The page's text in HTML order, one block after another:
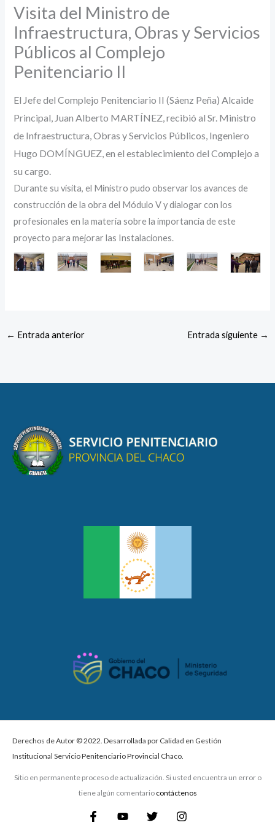
Visita del Ministro de
Infraestructura, Obras y Servicios
Públicos al Complejo
Penitenciario II
El Jefe del Complejo Penitenciario II (Sáenz Peña) Alcaide
Principal, Juan Alberto MARTÍNEZ, recibió al Sr. Ministro
de Infraestructura, Obras y Servicios Públicos, Ingeniero
Hugo DOMÍNGUEZ, en el establecimiento del Complejo a
su cargo.
Durante su visita, el Ministro pudo observar los avances de
construcción de la obra del Módulo V y dialogar con los
profesionales en la materia sobre la importancia de este
proyecto para mejorar las Instalaciones.
← Entrada anterior Entrada siguiente →
Derechos de Autor © 2022. Desarrollada por Calidad en Gestión
Institucional Servicio Penitenciario Provincial Chaco.
Sitio en permanente proceso de actualización. Si usted encuentra un error o
tiene algún comentario contáctenos